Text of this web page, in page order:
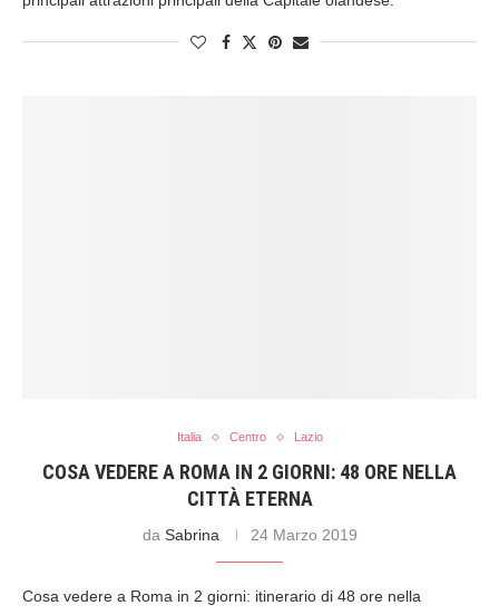
Italia Centro Lazio
COSA VEDERE A ROMA IN 2 GIORNI: 48 ORE NELLA
CITTÀ ETERNA
da Sabrina 24 Marzo 2019
Cosa vedere a Roma in 2 giorni: itinerario di 48 ore nella